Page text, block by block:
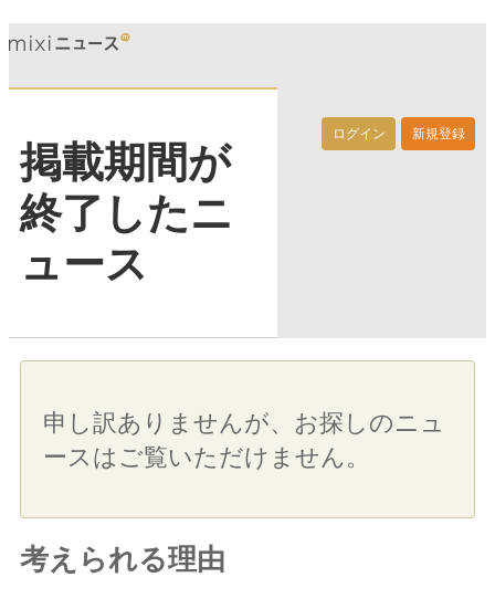
ログイン 新規登録
掲載期間が
終了したニ
ュース
申し訳ありませんが、お探しのニュ
ースはご覧いただけません。
考えられる理由